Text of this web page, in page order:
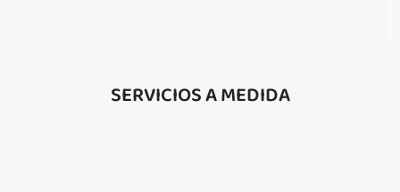
SERVICIOS A MEDIDA